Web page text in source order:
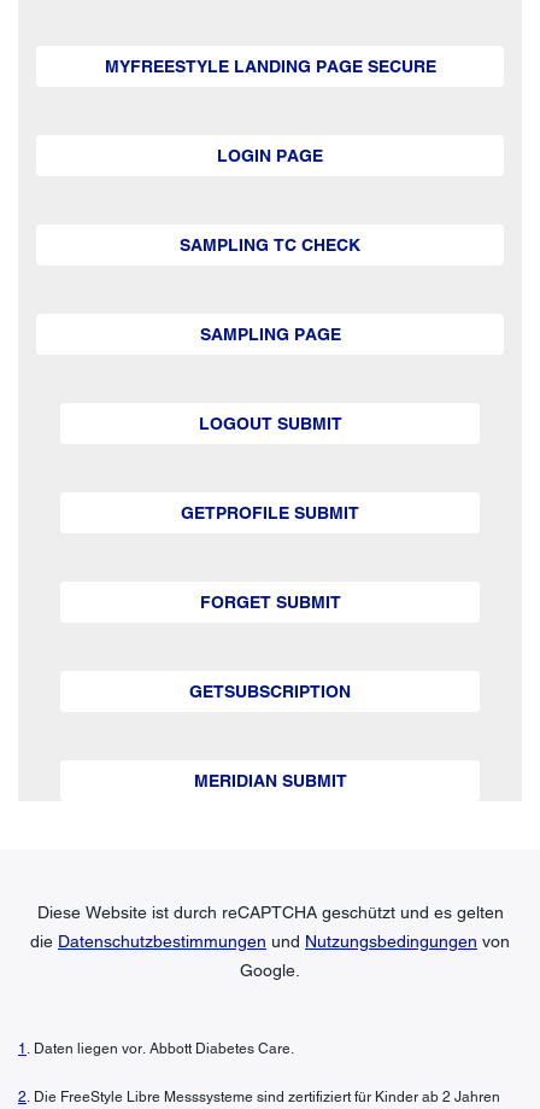
MYFREESTYLE LANDING PAGE SECURE
LOGIN PAGE
SAMPLING TC CHECK
SAMPLING PAGE
LOGOUT SUBMIT
GETPROFILE SUBMIT
FORGET SUBMIT
GETSUBSCRIPTION
MERIDIAN SUBMIT
Diese Website ist durch reCAPTCHA geschützt und es gelten
die Datenschutzbestimmungen und Nutzungsbedingungen von
Google.
1 . Daten liegen vor. Abbott Diabetes Care.
2. Die FreeStyle Libre Messsysteme sind zertifiziert für Kinder ab 2 Jahren